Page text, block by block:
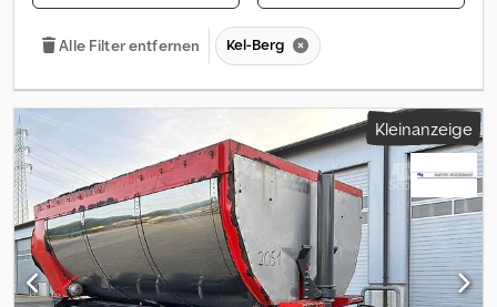
Alle Filter entfernen Kel-Berg
Kleinanzeige